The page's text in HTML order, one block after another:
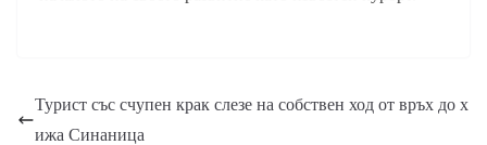
Турист със счупен крак слезе на собствен ход от връх до х
ижа Синаница